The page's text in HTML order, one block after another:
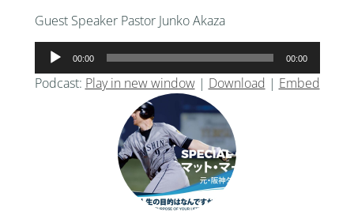
Guest Speaker Pastor Junko Akaza
声
プ
00:00 00:00
Podcast: Play in new window| Download | Embed